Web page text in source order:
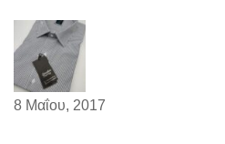
8 Μαΐου, 2017